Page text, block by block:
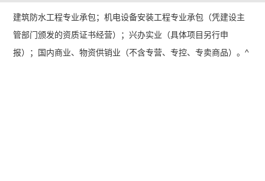
建筑防水工程专业承包；机电设备安装工程专业承包（凭建设主
管部门颁发的资质证书经营）；兴办实业（具体项目另行申
报）；国内商业、物资供销业（不含专营、专控、专卖商品）。^